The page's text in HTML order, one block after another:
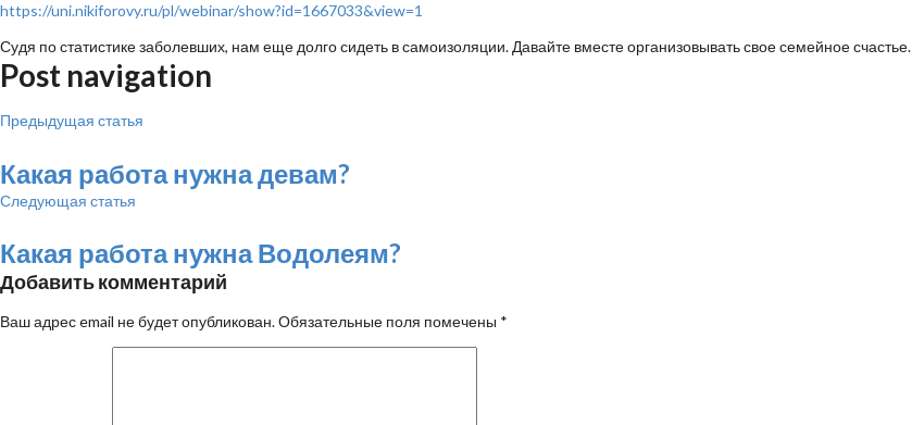
https://uni.nikiforovy.ru/pl/webinar/show?id=1667033&view=1
Судя по статистике заболевших, нам еще долго сидеть в самоизоляции. Давайте вместе организовывать свое семейное счастье.
Post navigation
Предыдущая статья
Какая работа нужна девам?
Следующая статья
Какая работа нужна Водолеям?
Добавить комментарий
Ваш адрес email не будет опубликован.Обязательные поля помечены *